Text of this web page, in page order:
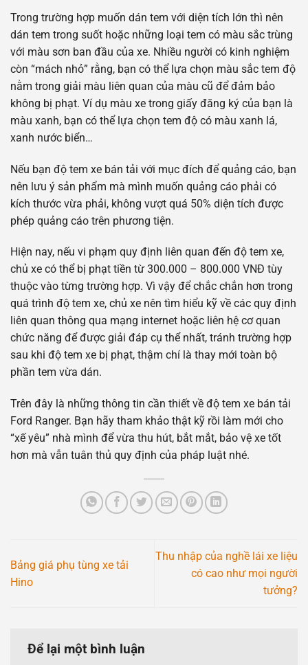
Trong trường hợp muốn dán tem với diện tích lớn thì nên
dán tem trong suốt hoặc những loại tem có màu sắc trùng
với màu sơn ban đầu của xe. Nhiều người có kinh nghiệm
còn “mách nhỏ” rằng, bạn có thể lựa chọn màu sắc tem độ
nằm trong giải màu liên quan của màu cũ để đảm bảo
không bị phạt. Ví dụ màu xe trong giấy đăng ký của bạn là
màu xanh, bạn có thể lựa chọn tem độ có màu xanh lá,
xanh nước biển…
Nếu bạn độ tem xe bán tải với mục đích để quảng cáo, bạn
nên lưu ý sản phẩm mà mình muốn quảng cáo phải có
kích thước vừa phải, không vượt quá 50% diện tích được
phép quảng cáo trên phương tiện.
Hiện nay, nếu vi phạm quy định liên quan đến độ tem xe,
chủ xe có thể bị phạt tiền từ 300.000 – 800.000 VNĐ tùy
thuộc vào từng trường hợp. Vì vậy để chắc chắn hơn trong
quá trình độ tem xe, chủ xe nên tìm hiểu kỹ về các quy định
liên quan thông qua mạng internet hoặc liên hệ cơ quan
chức năng để được giải đáp cụ thể nhất, tránh trường hợp
sau khi độ tem xe bị phạt, thậm chí là thay mới toàn bộ
phần tem vừa dán.
Trên đây là những thông tin cần thiết về độ tem xe bán tải
Ford Ranger. Bạn hãy tham khảo thật kỹ rồi làm mới cho
“xế yêu” nhà mình để vừa thu hút, bắt mắt, bảo vệ xe tốt
hơn mà vẫn tuân thủ quy định của pháp luật nhé.
Bảng giá phụ tùng xe tải
Hino
Thu nhập của nghề lái xe liệu
có cao như mọi người
tưởng?
Để lại một bình luận